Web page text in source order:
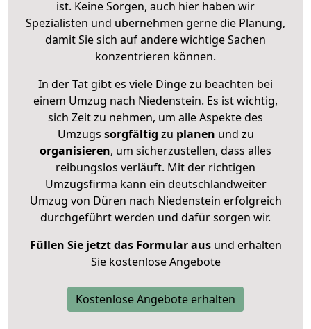
ist. Keine Sorgen, auch hier haben wir
Spezialisten und übernehmen gerne die Planung,
damit Sie sich auf andere wichtige Sachen
konzentrieren können.
In der Tat gibt es viele Dinge zu beachten bei
einem Umzug nach Niedenstein. Es ist wichtig,
sich Zeit zu nehmen, um alle Aspekte des
Umzugs sorgfältig zu planen und zu
organisieren, um sicherzustellen, dass alles
reibungslos verläuft. Mit der richtigen
Umzugsfirma kann ein deutschlandweiter
Umzug von Düren nach Niedenstein erfolgreich
durchgeführt werden und dafür sorgen wir.
Füllen Sie jetzt das Formular ausund erhalten
Sie kostenlose Angebote
Kostenlose Angebote erhalten